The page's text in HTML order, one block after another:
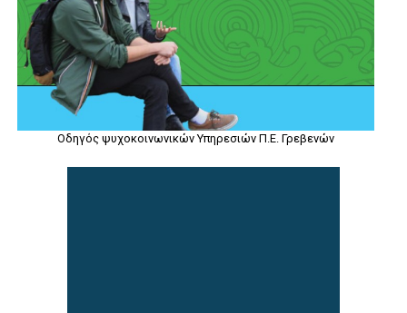
Οδηγός ψυχοκοινωνικών Υπηρεσιών Π.Ε. Γρεβενών